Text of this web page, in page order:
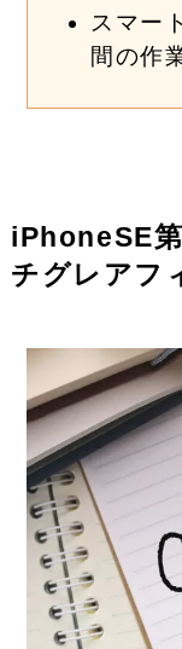
スマー
間の作
iPhoneSE
チグレアフ